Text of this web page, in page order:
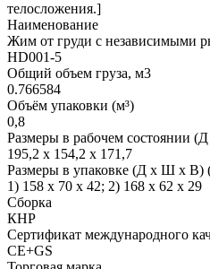
телосложения.]
Наименование
Жим от груди с независимыми
HD001-5
Общий объем груза, м3
0.766584
Объём упаковки (м³)
0,8
Размеры в рабочем состоянии
195,2 х 154,2 х 171,7
Размеры в упаковке (Д х Ш х В)
1) 158 х 70 х 42; 2) 168 х 62 х 29
Сборка
КНР
Сертификат международного
CE+GS